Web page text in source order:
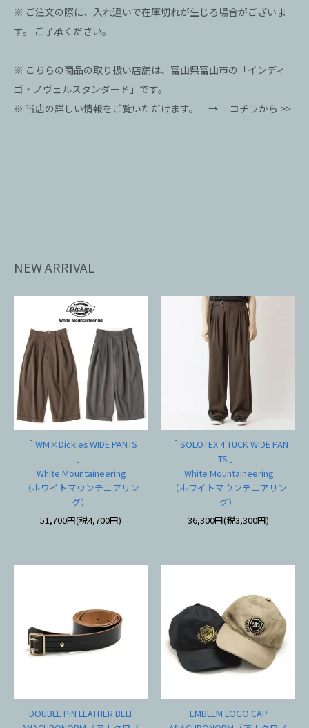
※ ご注文の際に、入れ違いで在庫切れが生じる場合がございま
す。 ご了承ください。
※ こちらの商品の取り扱い店舗は、富山県富山市の「インディ
ゴ・ノヴェルスタンダード」です。
※ 当店の詳しい情報をご覧いただけます。 → コチラから >>
NEW ARRIVAL
「 WM×Dickies WIDE PANTS
」
White Mountaineering
（ホワイトマウンテニアリン
グ）
51,700円(税4,700円)
「 SOLOTEX 4 TUCK WIDE PAN
TS 」
White Mountaineering
（ホワイトマウンテニアリン
グ）
36,300円(税3,300円)
DOUBLE PIN LEATHER BELT
EMBLEM LOGO CAP